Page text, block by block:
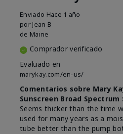
Enviado Hace 1 año
por Jean B
de Maine
Comprador verificado
Evaluado en
marykay.com/en-us/
Comentarios sobre Mary
Sunscreen Broad Spectrum
Seems thicker than the time
used for many years as a
tube better than the pump